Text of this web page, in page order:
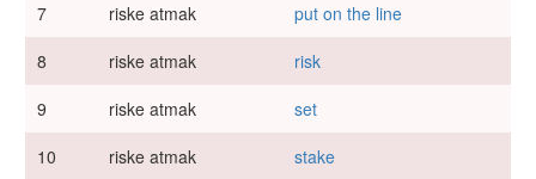
7
riske atmak
put on the line
8
riske atmak
risk
9
riske atmak
set
10
riske atmak stake